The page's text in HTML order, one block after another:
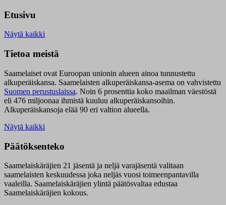
Etusivu
Näytä kaikki
Tietoa meistä
Saamelaiset ovat Euroopan unionin alueen ainoa tunnustettu
alkuperäiskansa. Saamelaisten alkuperäiskansa-asema on vahvistettu
Suomen perustuslaissa. Noin 6 prosenttia koko maailman väestöstä
eli 476 miljoonaa ihmistä kuuluu alkuperäiskansoihin.
Alkuperäiskansoja elää 90 eri valtion alueella.
Näytä kaikki
Päätöksenteko
Saamelaiskäräjien 21 jäsentä ja neljä varajäsentä valitaan
saamelaisten keskuudessa joka neljäs vuosi toimeenpantavilla
vaaleilla. Saamelaiskäräjien ylintä päätösvaltaa edustaa
Saamelaiskäräjien kokous.